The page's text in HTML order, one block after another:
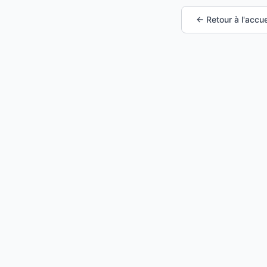
← Retour à